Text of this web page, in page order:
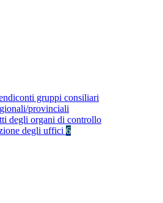
gruppi consiliari
provinciali
degli organi di controllo
degli uffici 6